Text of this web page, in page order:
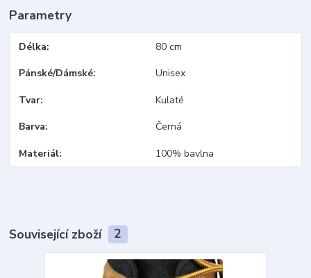
Parametry
Délka 80 cm
Pánské/Dámské Unisex
Tvar Kulaté
Barva Černá
Materiál 100% bavlna
Související zboží 2